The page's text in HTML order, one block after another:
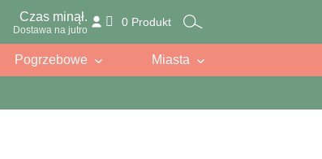
Czas minął.
Dostawa na jutro
0 Produkt
Pogrzebowe Miasta